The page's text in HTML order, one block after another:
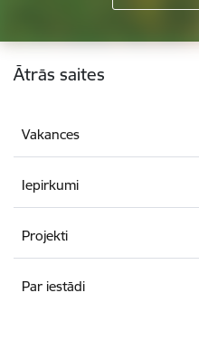
Kājene
Ātrās saites
Vakances
Iepirkumi
Projekti
Par iestādi